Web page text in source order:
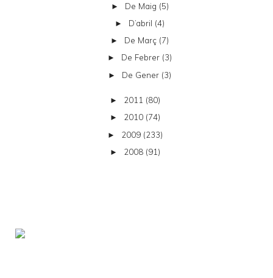
► De Maig (5)
► D’abril (4)
► De Març (7)
► De Febrer (3)
► De Gener (3)
► 2011 (80)
► 2010 (74)
► 2009 (233)
► 2008 (91)